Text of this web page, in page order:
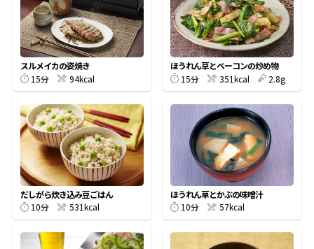
ヤマキ『めんつゆ』 ヤマキ 割烹白だし
旨さ、別格。だし屋の鍋 韓福善シリーズ
主食レシピ
主菜レシピ
汁物レシピ
時短レシピ
おいしいレシピを商品から探す
だしの取り方
かつお節の削り方
かつお節・だしをもっと知る
ヤマキ かつお節プラス®
かつお節・だしを楽しむ
キャンペーン一覧
企業・採用情報
企業情報
- 百年対話
- ヤマキ かつお節プラス®
採用情報
- ジョブリターン制
お問い合わせ
ヤマキお客様相談室
オンラインショップ
コミュニティサイト
Global
スルメイカの姿焼き
15分
94kcal
ほうれん草とベーコンの炒め物
15分
351kcal 2.8g
だしがら炊き込み豆ごはん
10分
531kcal
ほうれん草とかぶの味噌汁
10分
57kcal